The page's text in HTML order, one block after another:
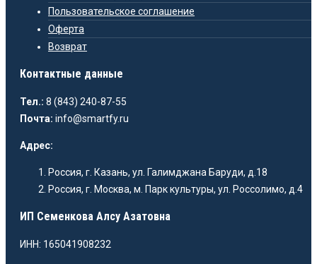
Пользовательское соглашение
Оферта
Возврат
Контактные данные
Тел.: 8 (843) 240-87-55
Почта: info@smartfy.ru
Адрес:
Россия, г. Казань, ул. Галимджана Баруди, д.18
Россия, г. Москва, м. Парк культуры, ул. Россолимо, д.4
ИП Семенкова Алсу Азатовна
ИНН: 165041908232